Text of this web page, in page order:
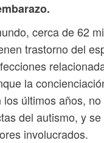
cerca de 62
trastorno del
la
los últimos años,
del autismo, y
involucrados.